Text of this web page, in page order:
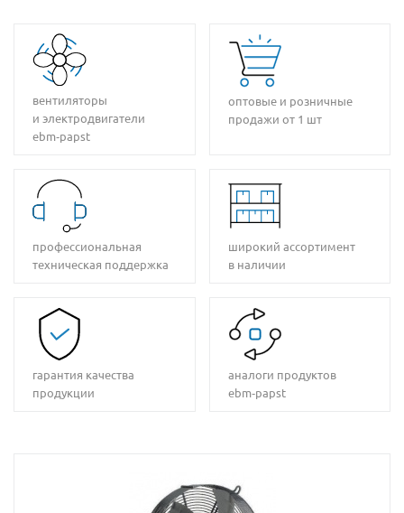
вентиляторы
и электродвигатели
ebm‑papst
оптовые и розничные
продажи от 1 шт
профессиональная
техническая поддержка
широкий ассортимент
в наличии
гарантия качества
продукции
аналоги продуктов
ebm‑papst